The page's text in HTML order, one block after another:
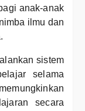
anak-anak
ilmu dan
sistem
selama
secara